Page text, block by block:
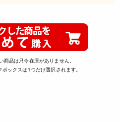
商品は只今在庫がありません。
ックスは1つだけ選択されます。